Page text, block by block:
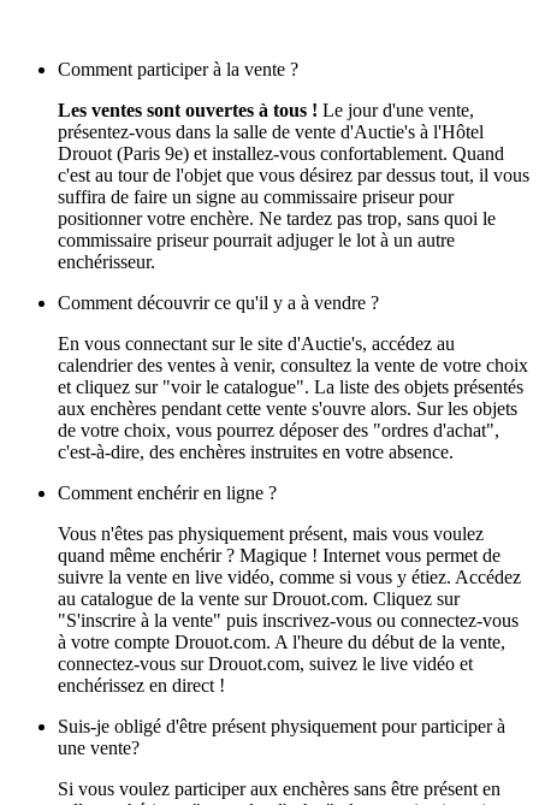
Comment participer à la vente ?
Les ventes sont ouvertes à tous ! Le jour d'une vente,
présentez-vous dans la salle de vente d'Auctie's à l'Hôtel
Drouot (Paris 9e) et installez-vous confortablement. Quand
c'est au tour de l'objet que vous désirez par dessus tout, il vous
suffira de faire un signe au commissaire priseur pour
positionner votre enchère. Ne tardez pas trop, sans quoi le
commissaire priseur pourrait adjuger le lot à un autre
enchérisseur.
Comment découvrir ce qu'il y a à vendre ?
En vous connectant sur le site d'Auctie's, accédez au
calendrier des ventes à venir, consultez la vente de votre choix
et cliquez sur "voir le catalogue". La liste des objets présentés
aux enchères pendant cette vente s'ouvre alors. Sur les objets
de votre choix, vous pourrez déposer des "ordres d'achat",
c'est-à-dire, des enchères instruites en votre absence.
Comment enchérir en ligne ?
Vous n'êtes pas physiquement présent, mais vous voulez
quand même enchérir ? Magique ! Internet vous permet de
suivre la vente en live vidéo, comme si vous y étiez. Accédez
au catalogue de la vente sur Drouot.com. Cliquez sur
"S'inscrire à la vente" puis inscrivez-vous ou connectez-vous
à votre compte Drouot.com. A l'heure du début de la vente,
connectez-vous sur Drouot.com, suivez le live vidéo et
enchérissez en direct !
Suis-je obligé d'être présent physiquement pour participer à
une vente?
Si vous voulez participer aux enchères sans être présent en